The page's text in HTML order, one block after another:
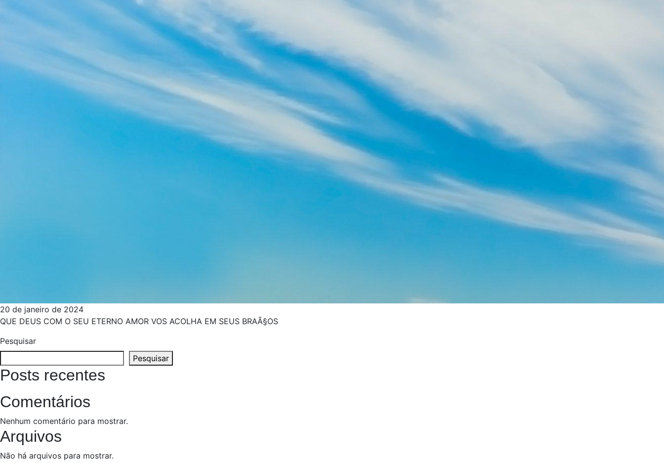
20 de janeiro de 2024
QUE DEUS COM O SEU ETERNO AMOR VOS ACOLHA EM SEUS BRAÃ§OS
Pesquisar
Pesquisar
Posts recentes
Comentários
Nenhum comentário para mostrar.
Arquivos
Não há arquivos para mostrar.